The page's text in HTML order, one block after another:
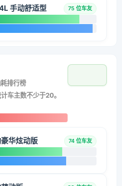
手动舒适型 75 位车友
排行榜
车主数不少于20。
华炫动版 74 位车友